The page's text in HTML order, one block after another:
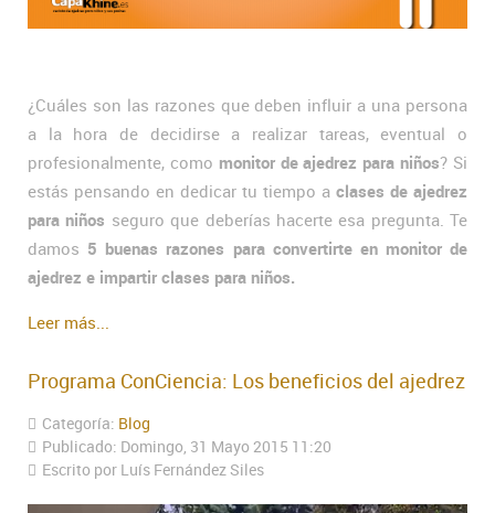
¿Cuáles son las razones que deben influir a una persona
a la hora de decidirse a realizar tareas, eventual o
profesionalmente, como monitor de ajedrez para niños? Si
estás pensando en dedicar tu tiempo a clases de ajedrez
para niños seguro que deberías hacerte esa pregunta. Te
damos 5 buenas razones para convertirte en monitor de
ajedrez e impartir clases para niños.
Leer más...
Programa ConCiencia: Los beneficios del ajedrez
Categoría: Blog
Publicado: Domingo, 31 Mayo 2015 11:20
Escrito por Luís Fernández Siles